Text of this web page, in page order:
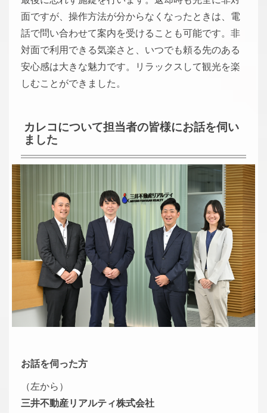
面ですが、操作方法が分からなくなったときは、電
話で問い合わせて案内を受けることも可能です。非
対面で利用できる気楽さと、いつでも頼る先のある
安心感は大きな魅力です。リラックスして観光を楽
しむことができました。
カレコについて担当者の皆様にお話を伺い
ました
お話を伺った方
（左から）
三井不動産リアルティ株式会社